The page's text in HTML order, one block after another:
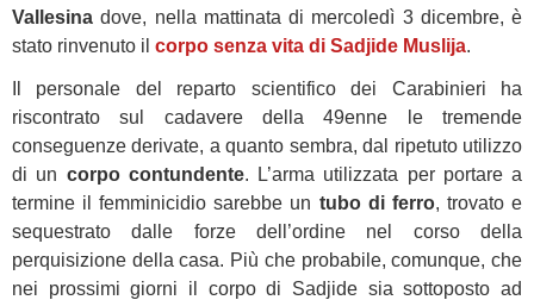
Vallesina dove, nella mattinata di mercoledì 3 dicembre, è
stato rinvenuto il corpo senza vita di Sadjide Muslija.
Il personale del reparto scientifico dei Carabinieri ha
riscontrato sul cadavere della 49enne le tremende
conseguenze derivate, a quanto sembra, dal ripetuto utilizzo
di un corpo contundente. L’arma utilizzata per portare a
termine il femminicidio sarebbe un tubo di ferro, trovato e
sequestrato dalle forze dell’ordine nel corso della
perquisizione della casa. Più che probabile, comunque, che
nei prossimi giorni il corpo di Sadjide sia sottoposto ad